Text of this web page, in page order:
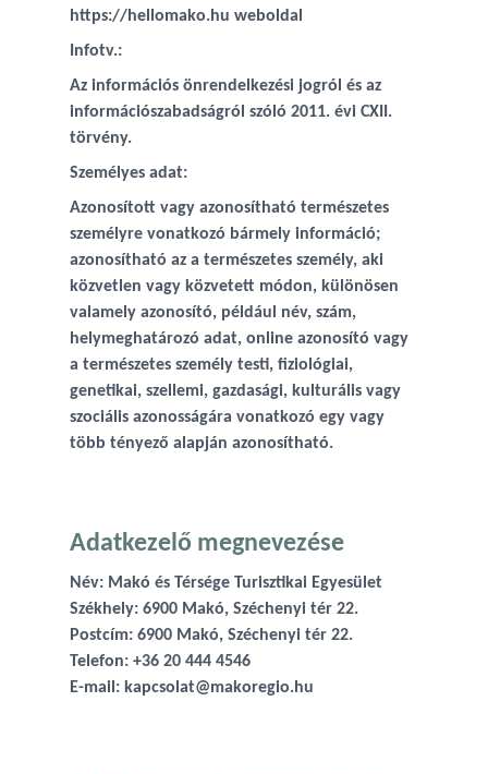
https://hellomako.hu weboldal
Infotv.:
Az információs önrendelkezési jogról és az
információszabadságról szóló 2011. évi CXII.
törvény.
Személyes adat:
Azonosított vagy azonosítható természetes
személyre vonatkozó bármely információ;
azonosítható az a természetes személy, aki
közvetlen vagy közvetett módon, különösen
valamely azonosító, például név, szám,
helymeghatározó adat, online azonosító vagy
a természetes személy testi, fiziológiai,
genetikai, szellemi, gazdasági, kulturális vagy
szociális azonosságára vonatkozó egy vagy
több tényező alapján azonosítható.
Adatkezelő megnevezése
Név: Makó és Térsége Turisztikai Egyesület
Székhely: 6900 Makó, Széchenyi tér 22.
Postcím: 6900 Makó, Széchenyi tér 22.
Telefon: +36 20 444 4546
E-mail: kapcsolat@makoregio.hu